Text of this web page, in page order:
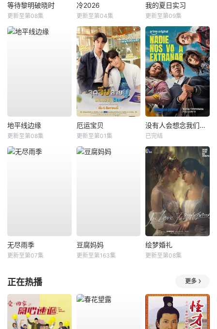
等待黎明破晓时
更新至第08集
冷2026
更新至第04集
我的夏日实习
更新至第09集
地平线边缘
更新至第08集
厄运宝贝
更新至第01集
没有人会想念我们第二季
已完结
无尽雨季
更新至第07集
豆腐妈妈
更新至第163集
绘梦婚礼
更新至第08集
正在热播 更多